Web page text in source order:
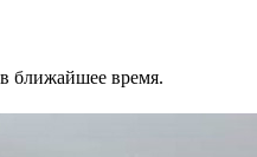
ближайшее время.